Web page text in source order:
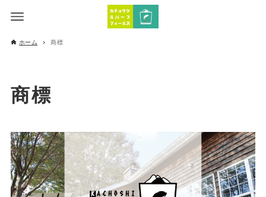
ホーム 商標
商標